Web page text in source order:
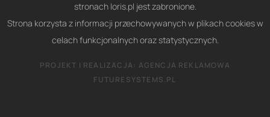
stronach loris.pl jest zabronione.
Strona korzysta z informacji przechowywanych w plikach cookies w
celach funkcjonalnych oraz statystycznych.
PROJEKT I REALIZACJA: AGENCJA REKLAMOWA
FUTURESYSTEMS.PL